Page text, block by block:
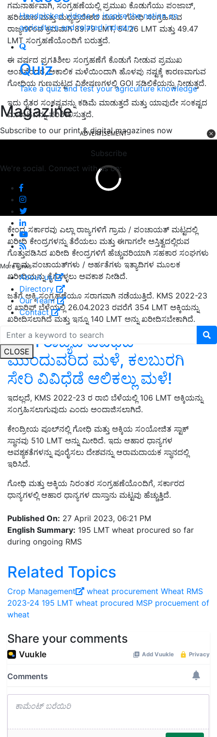
Handpicked videos to inspire the nation on
agriculture and related industry
Quiz
Take a quiz and test your agriculture knowledge
Magazine
Subscribe to our print & digital magazines now
Subscribe
We're social. Connect with us on:
More Links
About us
Directory
Our Team
Contact
CLOSE
ಗಮನಾರ್ಹವಾಗಿ, ಸಂಗ್ರಹಣೆಯಲ್ಲಿ ಪ್ರಮುಖ ಕೊಡುಗೆಯು ಪಂಜಾಬ್,
ಹರಿಯಾಣ ಮತ್ತು ಮಧ್ಯಪ್ರದೇಶದ ಮೂರು ಗೋಧಿ ಸಂಗ್ರಹಿಸುವ
ರಾಜ್ಯಗಳಿಂದ ಕ್ರಮವಾಗಿ 89.79 LMT, 54.26 LMT ಮತ್ತು 49.47
LMT ಸಂಗ್ರಹಣೆಯೊಂದಿಗೆ ಬರುತ್ತದೆ.
ಈ ವರ್ಷದ ಪ್ರಗತಿಶೀಲ ಸಂಗ್ರಹಣೆಗೆ ಕೊಡುಗೆ ನೀಡುವ ಪ್ರಮುಖ
ಅಂಶವೆಂದರೆ, ಅಕಾಲಿಕ ಮಳೆಯಿಂದಾಗಿ ಹೊಳಪು ನಷ್ಟಕ್ಕೆ ಕಾರಣವಾಗುವ
ಗೋಧಿಯ ಗುಣಮಟ್ಟದ ವಿಶೇಷಣಗಳಲ್ಲಿ GOI ಸಡಿಲಿಕೆಯನ್ನು ನೀಡುತ್ತದೆ.
ಇದು ರೈತರ ಸಂಕಷ್ಟವನ್ನು ಕಡಿಮೆ ಮಾಡುತ್ತದೆ ಮತ್ತು ಯಾವುದೇ ಸಂಕಷ್ಟದ
ಮಾರಾಟವನ್ನು ಪರಿಶೀಲಿಸುತ್ತದೆ.
ADVERTISEMENT
ಕೇಂದ್ರ ಸರ್ಕಾರವು ಎಲ್ಲಾ ರಾಜ್ಯಗಳಿಗೆ ಗ್ರಾಮ / ಪಂಚಾಯತ್ ಮಟ್ಟದಲ್ಲಿ
ಖರೀದಿ ಕೇಂದ್ರಗಳನ್ನು ತೆರೆಯಲು ಮತ್ತು ಈಗಾಗಲೇ ಅಸ್ತಿತ್ವದಲ್ಲಿರುವ
ಗೊತ್ತುಪಡಿಸಿದ ಖರೀದಿ ಕೇಂದ್ರಗಳಿಗೆ ಹೆಚ್ಚುವರಿಯಾಗಿ ಸಹಕಾರ ಸಂಘಗಳು
/ ಗ್ರಾಮ ಪಂಚಾಯತ್‌ಗಳು / ಅರ್ಹತೆಗಳು ಇತ್ಯಾದಿಗಳ ಮೂಲಕ
ಖರೀದಿಯನ್ನು ಕೈಗೊಳ್ಳಲು ಅವಕಾಶ ನೀಡಿದೆ.
ಜತೆಗೆ ಅಕ್ಕಿ ಸಂಗ್ರಹಣೆಯೂ ಸರಾಗವಾಗಿ ನಡೆಯುತ್ತಿದೆ. KMS 2022-23
ರ ಖಾರಿಫ್ ಬೆಳೆಯಲ್ಲಿ 26.04.2023 ರವರೆಗೆ 354 LMT ಅಕ್ಕಿಯನ್ನು
ಖರೀದಿಸಲಾಗಿದೆ ಮತ್ತು ಇನ್ನೂ 140 LMT ಅನ್ನು ಖರೀದಿಸಬೇಕಾಗಿದೆ.
Rain ರಾಜ್ಯದ ವಿವಿಧೆಡೆ
ಮುಂದುವರಿದ ಮಳೆ, ಕಲಬುರಗಿ
ಸೇರಿ ವಿವಿಧೆಡೆ ಆಲಿಕಲ್ಲು ಮಳೆ!
ಇದಲ್ಲದೆ, KMS 2022-23 ರ ರಾಬಿ ಬೆಳೆಯಲ್ಲಿ 106 LMT ಅಕ್ಕಿಯನ್ನು
ಸಂಗ್ರಹಿಸಲಾಗುವುದು ಎಂದು ಅಂದಾಜಿಸಲಾಗಿದೆ.
ಕೇಂದ್ರೀಯ ಪೂಲ್‌ನಲ್ಲಿ ಗೋಧಿ ಮತ್ತು ಅಕ್ಕಿಯ ಸಂಯೋಜಿತ ಸ್ಟಾಕ್
ಸ್ಥಾನವು 510 LMT ಅನ್ನು ಮೀರಿದೆ. ಇದು ಆಹಾರ ಧಾನ್ಯಗಳ
ಅವಶ್ಯಕತೆಗಳನ್ನು ಪೂರೈಸಲು ದೇಶವನ್ನು ಆರಾಮದಾಯಕ ಸ್ಥಾನದಲ್ಲಿ
ಇರಿಸಿದೆ.
ಗೋಧಿ ಮತ್ತು ಅಕ್ಕಿಯ ನಿರಂತರ ಸಂಗ್ರಹಣೆಯೊಂದಿಗೆ, ಸರ್ಕಾರದ
ಧಾನ್ಯಗಳಲ್ಲಿ ಆಹಾರ ಧಾನ್ಯಗಳ ದಾಸ್ತಾನು ಮಟ್ಟವು ಹೆಚ್ಚುತ್ತಿದೆ.
Published On: 27 April 2023, 06:21 PM
English Summary: 195 LMT wheat procured so far
during ongoing RMS
Related Topics
Crop Management wheat procurement Wheat RMS
2023-24 195 LMT wheat procured MSP procuement of
wheat
Share your comments